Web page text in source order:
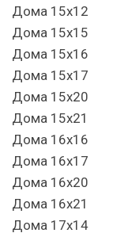
Дома 15х12
Дома 15х15
Дома 15х16
Дома 15х17
Дома 15х20
Дома 15х21
Дома 16х16
Дома 16х17
Дома 16х20
Дома 16х21
Дома 17х14